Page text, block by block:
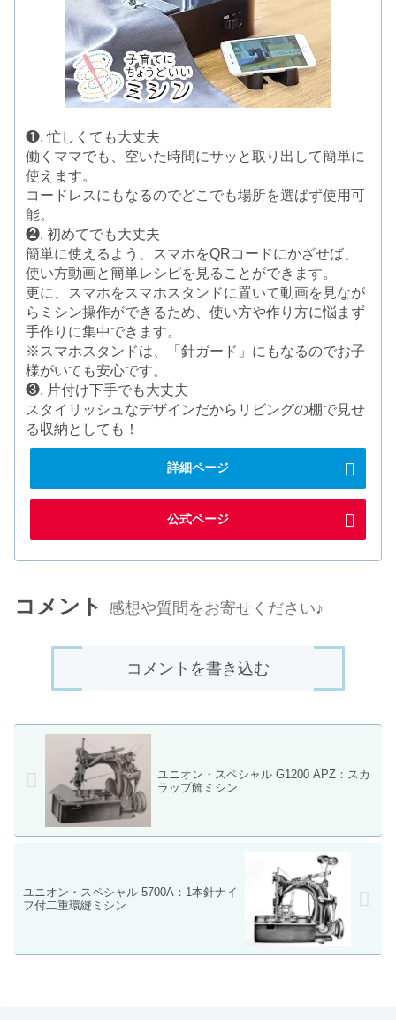
❶. 忙しくても大丈夫
働くママでも、空いた時間にサッと取り出して簡単に
使えます。
コードレスにもなるのでどこでも場所を選ばず使用可
能。
❷. 初めてでも大丈夫
簡単に使えるよう、スマホをQRコードにかざせば、
使い方動画と簡単レシピを見ることができます。
更に、スマホをスマホスタンドに置いて動画を見なが
らミシン操作ができるため、使い方や作り方に悩まず
手作りに集中できます。
※スマホスタンドは、「針ガード」にもなるのでお子
様がいても安心です。
❸. 片付け下手でも大丈夫
スタイリッシュなデザインだからリビングの棚で見せ
る収納としても！
詳細ページ
公式ページ
コメント 感想や質問をお寄せください♪
コメントを書き込む
ユニオン・スペシャル G1200 APZ：スカ
ラップ飾ミシン
ユニオン・スペシャル 5700A：1本針ナイ
フ付二重環縫ミシン